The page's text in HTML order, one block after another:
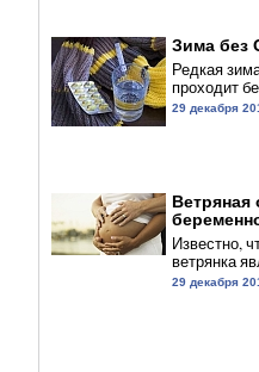
Зима без
Редкая
проходит
29 декабря
Ветряная
Известно,
ветрянка
29 декабря